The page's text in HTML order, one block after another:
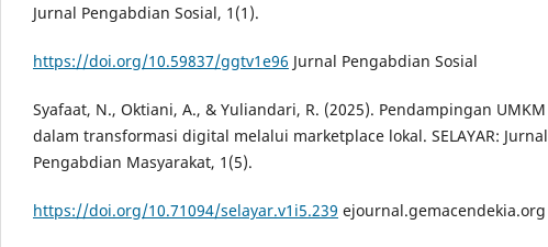
Jurnal Pengabdian Sosial, 1(1).
https://doi.org/10.59837/ggtv1e96 Jurnal Pengabdian Sosial
Syafaat, N., Oktiani, A., & Yuliandari, R. (2025). Pendampingan UMKM
dalam transformasi digital melalui marketplace lokal. SELAYAR: Jurnal
Pengabdian Masyarakat, 1(5).
https://doi.org/10.71094/selayar.v1i5.239 ejournal.gemacendekia.org